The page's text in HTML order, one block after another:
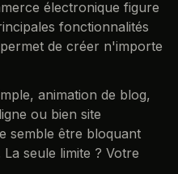
électronique figure
fonctionnalités
de créer n'importe
animation de blog,
ou bien site
semble être bloquant
seule limite ? Votre